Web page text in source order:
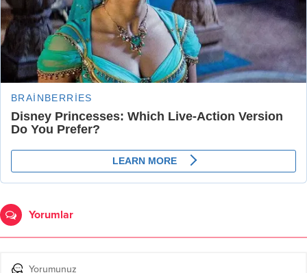
Yorumlar